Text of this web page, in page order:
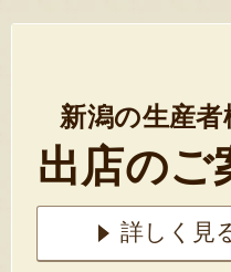
新潟の生産者
出店のご
詳しく見